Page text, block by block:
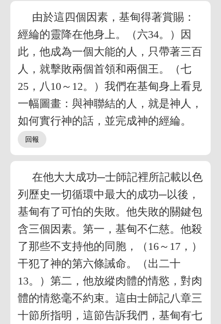
由於這四個因素，基甸得著賞賜：
經綸的靈降在他身上。（六34。）因
此，他成為一個大能的人，只帶著三百
人，就擊敗兩個首領和兩個王。（七
25，八10～12。）我們在基甸身上看見
一幅圖畫：與神聯結的人，就是神人，
如何實行神的話，並完成神的經綸。
在他大大成功─士師記裡所記載以色
列歷史一切循環中最大的成功─以後，
基甸有了可怕的失敗。他失敗的關鍵包
含三個因素。第一，基甸不仁慈。他殺
了那些不支持他的同胞，（16～17，）
干犯了神的第六條誡命。（出二十
13。）第二，他放縱肉體的情慾，對肉
體的情慾毫不約束。這由士師記八章三
十節所指明，這節告訴我們，基甸有七